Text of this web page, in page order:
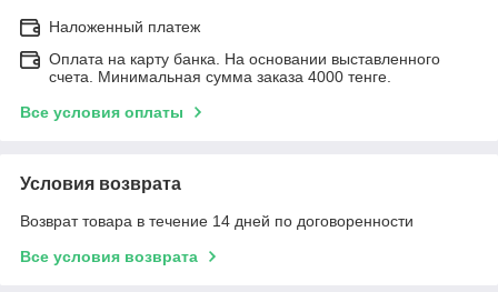
Наложенный платеж
Оплата на карту банка. На основании выставленного
счета. Минимальная сумма заказа 4000 тенге.
Все условия оплаты
Условия возврата
Возврат товара в течение 14 дней по договоренности
Все условия возврата